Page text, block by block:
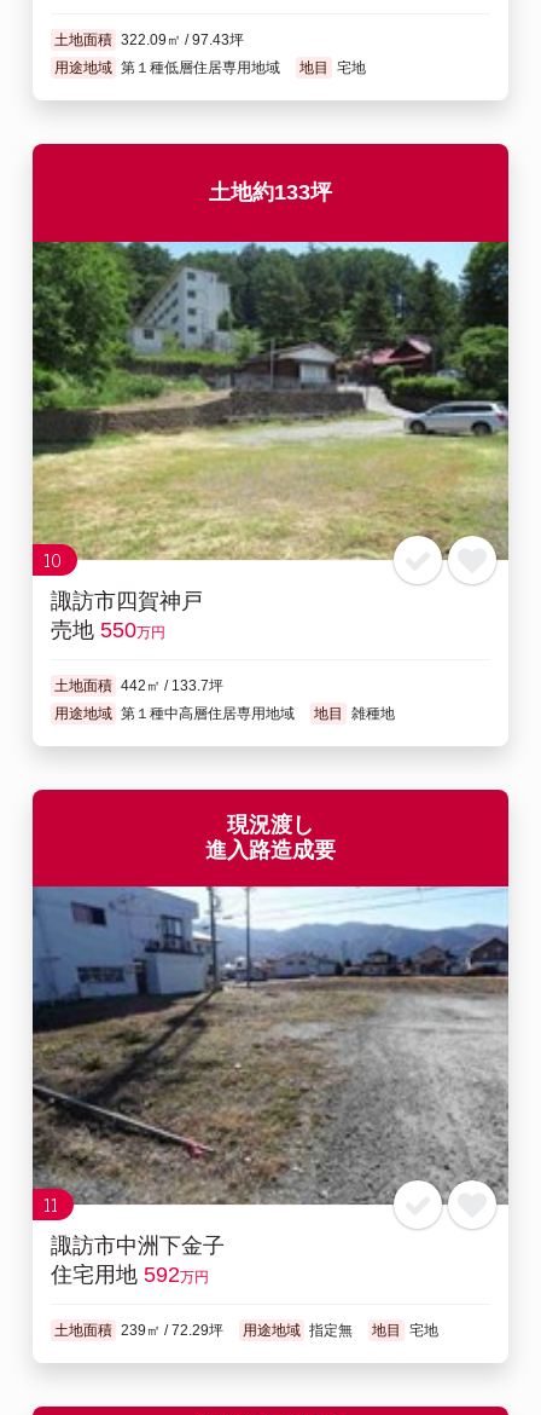
土地面積 322.09㎡ / 97.43坪
用途地域 第１種低層住居専用地域 地目 宅地
土地約133坪
10
諏訪市四賀神戸
売地 550万円
土地面積 442㎡ / 133.7坪
用途地域 第１種中高層住居専用地域 地目 雑種地
現況渡し
進入路造成要
11
諏訪市中洲下金子
住宅用地 592万円
土地面積 239㎡ / 72.29坪 用途地域 指定無 地目 宅地